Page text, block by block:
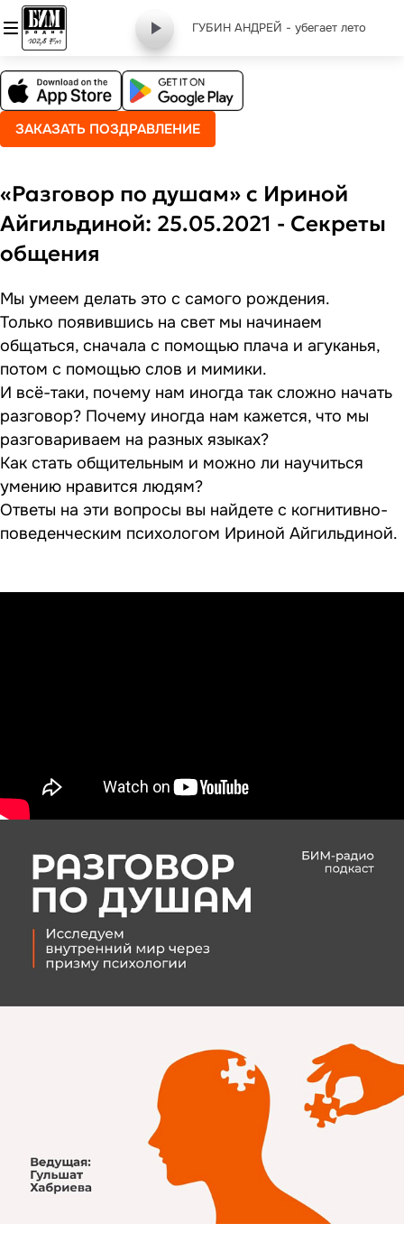
ГУБИН АНДРЕЙ - убегает лето
ЗАКАЗАТЬ ПОЗДРАВЛЕНИЕ
«Разговор по душам» с Ириной
Айгильдиной: 25.05.2021 - Секреты
общения
Мы умеем делать это с самого рождения.
Только появившись на свет мы начинаем
общаться, сначала с помощью плача и агуканья,
потом с помощью слов и мимики.
И всё-таки, почему нам иногда так сложно начать
разговор? Почему иногда нам кажется, что мы
разговариваем на разных языках?
Как стать общительным и можно ли научиться
умению нравится людям?
Ответы на эти вопросы вы найдете с когнитивно-
поведенческим психологом Ириной Айгильдиной.